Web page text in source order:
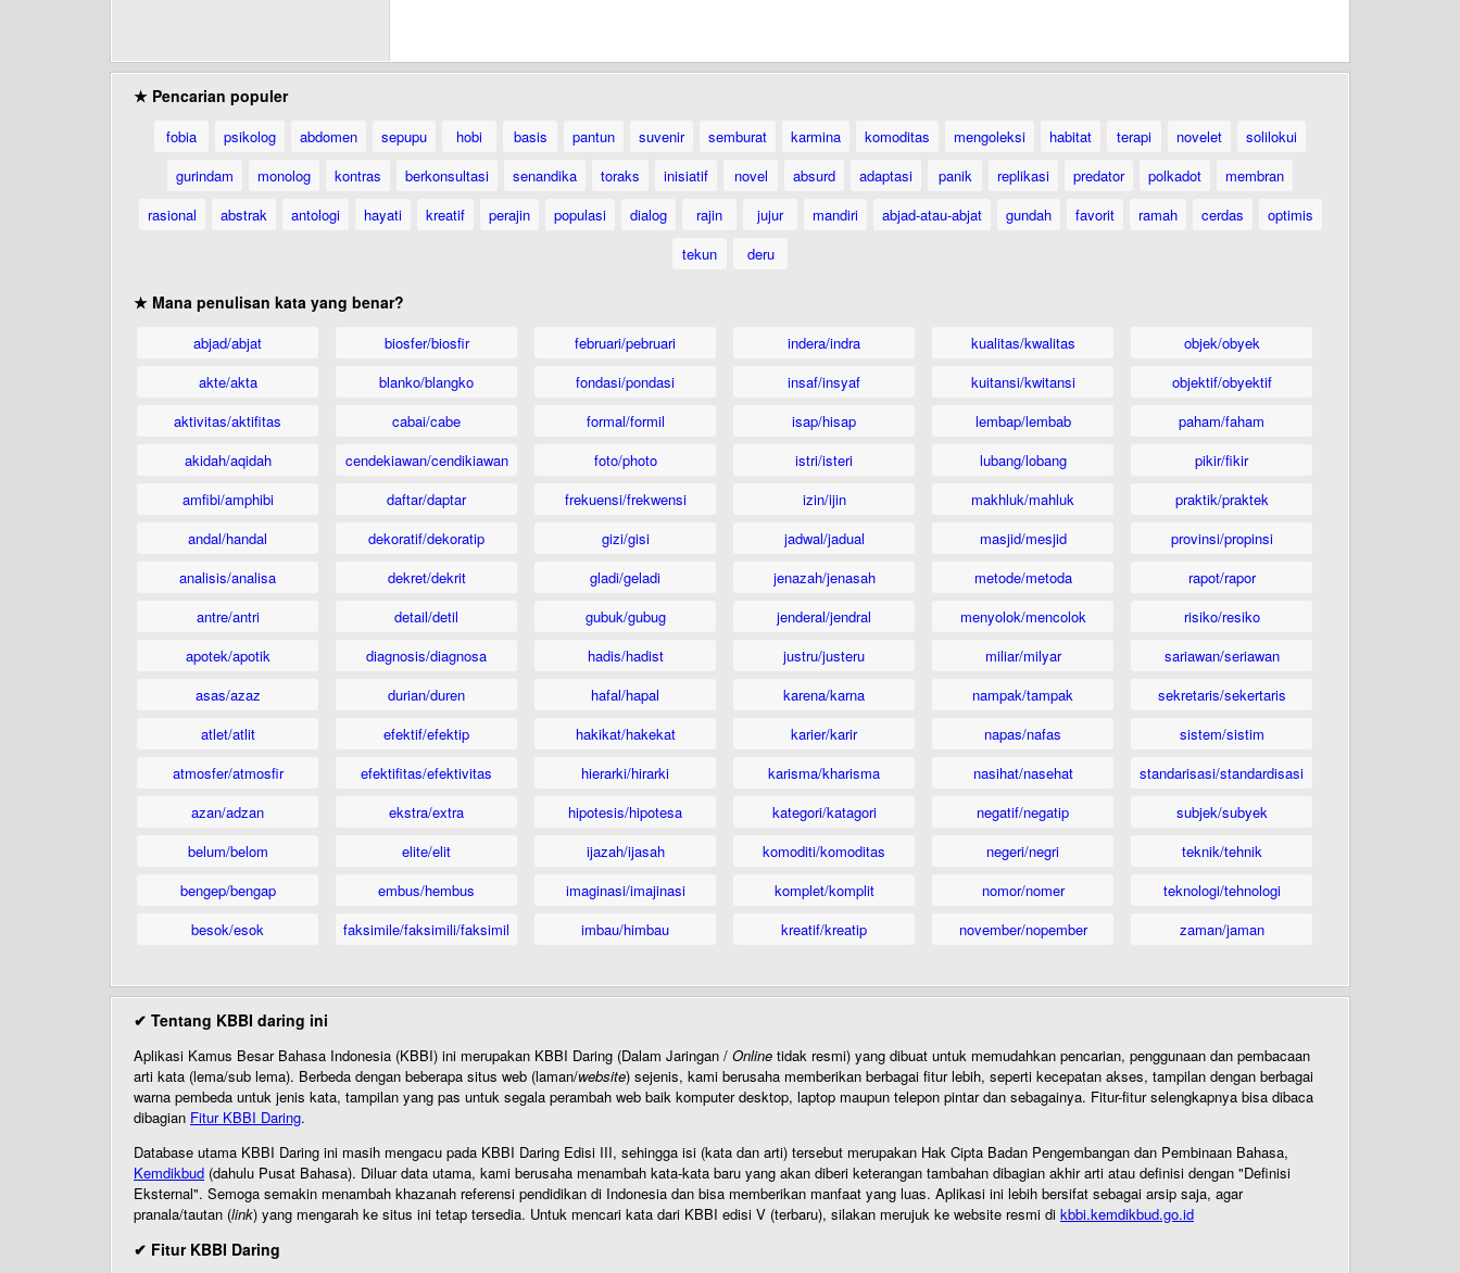
★ Pencarian populer
fobia psikolog abdomen sepupu hobi basis pantun suvenir semburat karmina komoditas mengoleksi habitat terapi novelet
solilokui
gurindam
monolog kontras berkonsultasi senandika toraks inisiatif novel absurd adaptasi panik replikasi predator polkadot
membran
rasional
abstrak antologi hayati kreatif perajin populasi dialog rajin jujur mandiri abjad-atau-abjat gundah favorit ramah cerdas
optimis
tekun
deru
★ Mana penulisan kata yang benar?
abjad/abjat
akte/akta
aktivitas/aktifitas
akidah/aqidah
amfibi/amphibi
andal/handal
analisis/analisa
antre/antri
apotek/apotik
asas/azaz
atlet/atlit
atmosfer/atmosfir
azan/adzan
belum/belom
bengep/bengap
besok/esok
biosfer/biosfir
blanko/blangko
cabai/cabe
cendekiawan/cendikiawan
daftar/daptar
dekoratif/dekoratip
dekret/dekrit
detail/detil
diagnosis/diagnosa
durian/duren
efektif/efektip
efektifitas/efektivitas
ekstra/extra
elite/elit
embus/hembus
faksimile/faksimili/faksimil
februari/pebruari
fondasi/pondasi
formal/formil
foto/photo
frekuensi/frekwensi
gizi/gisi
gladi/geladi
gubuk/gubug
hadis/hadist
hafal/hapal
hakikat/hakekat
hierarki/hirarki
hipotesis/hipotesa
ijazah/ijasah
imaginasi/imajinasi
imbau/himbau
indera/indra
insaf/insyaf
isap/hisap
istri/isteri
izin/ijin
jadwal/jadual
jenazah/jenasah
jenderal/jendral
justru/justeru
karena/karna
karier/karir
karisma/kharisma
kategori/katagori
komoditi/komoditas
komplet/komplit
kreatif/kreatip
kualitas/kwalitas
kuitansi/kwitansi
lembap/lembab
lubang/lobang
makhluk/mahluk
masjid/mesjid
metode/metoda
menyolok/mencolok
miliar/milyar
nampak/tampak
napas/nafas
nasihat/nasehat
negatif/negatip
negeri/negri
nomor/nomer
november/nopember
objek/obyek
objektif/obyektif
paham/faham
pikir/fikir
praktik/praktek
provinsi/propinsi
rapot/rapor
risiko/resiko
sariawan/seriawan
sekretaris/sekertaris
sistem/sistim
standarisasi/standardisasi
subjek/subyek
teknik/tehnik
teknologi/tehnologi
zaman/jaman
✔ Tentang KBBI daring ini
Aplikasi Kamus Besar Bahasa Indonesia (KBBI) ini merupakan KBBI Daring (Dalam Jaringan / Online tidak resmi) yang dibuat untuk memudahkan pencarian, penggunaan dan pembacaan
arti kata (lema/sub lema). Berbeda dengan beberapa situs web (laman/website) sejenis, kami berusaha memberikan berbagai fitur lebih, seperti kecepatan akses, tampilan dengan berbagai
warna pembeda untuk jenis kata, tampilan yang pas untuk segala perambah web baik komputer desktop, laptop maupun telepon pintar dan sebagainya. Fitur-fitur selengkapnya bisa dibaca
dibagian Fitur KBBI Daring.
Database utama KBBI Daring ini masih mengacu pada KBBI Daring Edisi III, sehingga isi (kata dan arti) tersebut merupakan Hak Cipta Badan Pengembangan dan Pembinaan Bahasa,
Kemdikbud (dahulu Pusat Bahasa). Diluar data utama, kami berusaha menambah kata-kata baru yang akan diberi keterangan tambahan dibagian akhir arti atau definisi dengan "Definisi
Eksternal". Semoga semakin menambah khazanah referensi pendidikan di Indonesia dan bisa memberikan manfaat yang luas. Aplikasi ini lebih bersifat sebagai arsip saja, agar
pranala/tautan (link) yang mengarah ke situs ini tetap tersedia. Untuk mencari kata dari KBBI edisi V (terbaru), silakan merujuk ke website resmi di kbbi.kemdikbud.go.id
✔ Fitur KBBI Daring